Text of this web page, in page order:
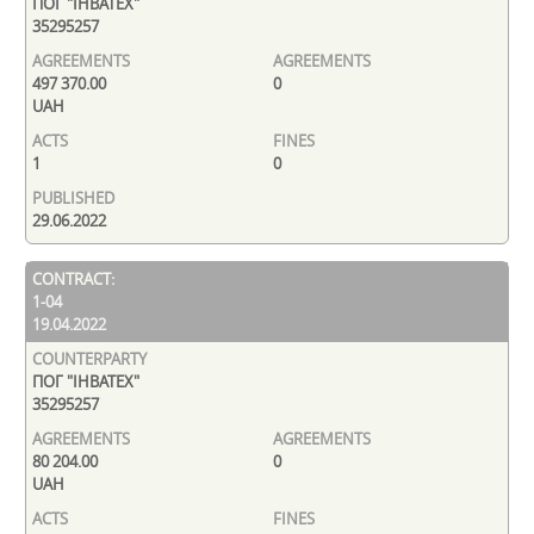
35295257
497 370.00
UAH
0
1 0
29.06.2022
1-04
19.04.2022
ПОГ "ІНВАТЕХ"
35295257
80 204.00
UAH
0